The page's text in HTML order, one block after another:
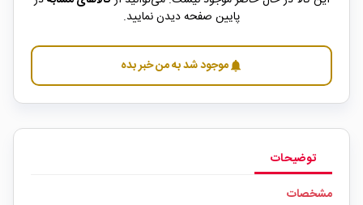
پایین صفحه دیدن نمایید.
notificationsموجود شد به من خبر بده
توضیحات
مشخصات